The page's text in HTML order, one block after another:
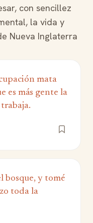
con sencillez
la vida y
Nueva Inglaterra
mata
es más gente la
bosque, y tomé
toda la